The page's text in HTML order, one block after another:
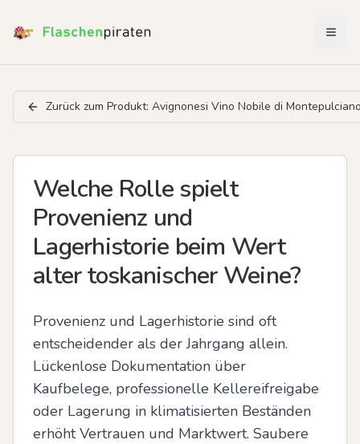
Zurück zum Produkt: Avignonesi Vino Nobile di
Welche Rolle spielt
Provenienz und
Lagerhistorie beim Wert
alter toskanischer Weine?
Provenienz und Lagerhistorie sind oft
entscheidender als der Jahrgang allein.
Lückenlose Dokumentation über
Kaufbelege, professionelle Kellereifreigabe
oder Lagerung in klimatisierten Beständen
erhöht Vertrauen und Marktwert. Saubere